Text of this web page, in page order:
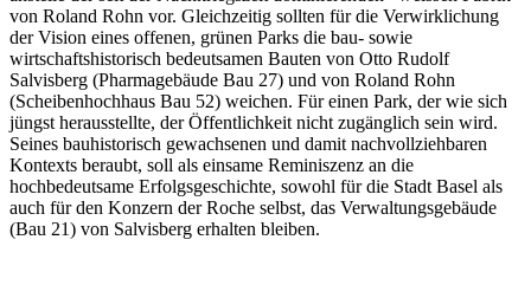
von Roland Rohn vor. Gleichzeitig sollten für die Verwirklichung
der Vision eines offenen, grünen Parks die bau- sowie
wirtschaftshistorisch bedeutsamen Bauten von Otto Rudolf
Salvisberg (Pharmagebäude Bau 27) und von Roland Rohn
(Scheibenhochhaus Bau 52) weichen. Für einen Park, der wie sich
jüngst herausstellte, der Öffentlichkeit nicht zugänglich sein wird.
Seines bauhistorisch gewachsenen und damit nachvollziehbaren
Kontexts beraubt, soll als einsame Reminiszenz an die
hochbedeutsame Erfolgsgeschichte, sowohl für die Stadt Basel als
auch für den Konzern der Roche selbst, das Verwaltungsgebäude
(Bau 21) von Salvisberg erhalten bleiben.